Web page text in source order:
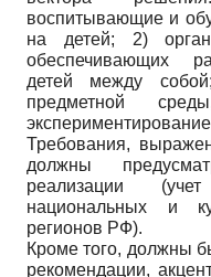
воспитывающие и
на детей; 2)
обеспечивающих
детей между
предметной
Требования,
должны
реализации
национальных и
регионов РФ).
Кроме того, должны
рекомендации,